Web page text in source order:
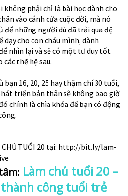
không phải chỉ là bài học dành cho
vào cánh cửa cuộc đời, mà nó
để những người dù đã trải qua độ
dạy cho con cháu mình, dành
nhìn lại và sẽ có một tư duy tốt
thế hệ sau.
bạn 16, 20, 25 hay thậm chí 30 tuổi,
triển bản thân sẽ không bao giờ
chính là chìa khóa để bạn có động
TUỔI 20 tại: http://bit.ly/lam-
Làm chủ tuổi 20 –
công tuổi trẻ